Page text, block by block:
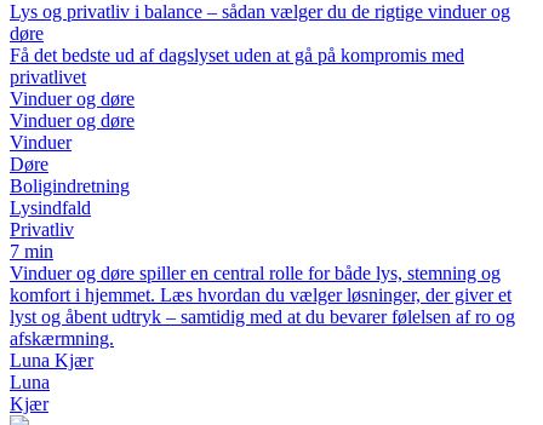
Lys og privatliv i balance – sådan vælger du de rigtige vinduer og
døre
Få det bedste ud af dagslyset uden at gå på kompromis med
privatlivet
Vinduer og døre
Vinduer og døre
Vinduer
Døre
Boligindretning
Lysindfald
Privatliv
7 min
Vinduer og døre spiller en central rolle for både lys, stemning og
komfort i hjemmet. Læs hvordan du vælger løsninger, der giver et
lyst og åbent udtryk – samtidig med at du bevarer følelsen af ro og
afskærmning.
Luna Kjær
Luna
Kjær